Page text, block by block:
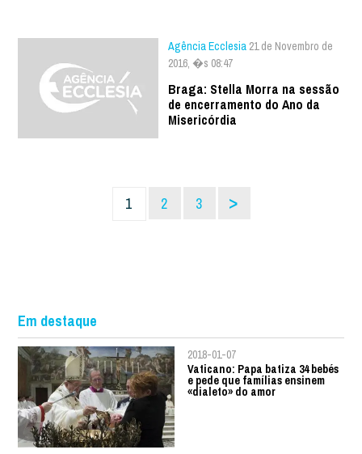
Agência Ecclesia 21 de Novembro de
2016, �s 08:47
Braga: Stella Morra na sessão
de encerramento do Ano da
Misericórdia
1 2 3 >
Em destaque
2018-01-07
Vaticano: Papa batiza 34 bebés
e pede que famílias ensinem
«dialeto» do amor